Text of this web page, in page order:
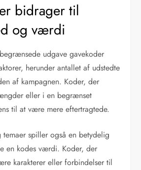
bidrager til
og værdi
udgave gavekoder
herunder antallet af udstedte
af kampagnen. Koder, der
eller i en begrænset
til at være mere eftertragtede.
temaer spiller også en betydelig
en kodes værdi. Koder, der
karakterer eller forbindelser til